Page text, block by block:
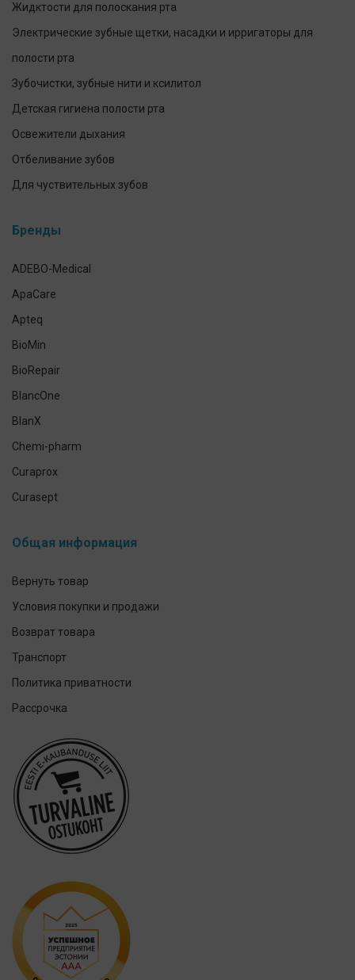
Жидктости для полоскания рта
Электрические зубные щетки, насадки и ирригаторы для
полости рта
Зубочистки, зубные нити и ксилитол
Детская гигиена полости рта
Освежители дыхания
Отбеливание зубов
Для чуствительных зубов
Уход за зубными протезами
Бренды
ADEBO-Medical
ApaCare
Apteq
BioMin
BioRepair
BlancOne
BlanX
Chemi-pharm
Curaprox
Curasept
Elmex
Miradent
Mizuha
OraCoat
Oral-B
OraCoat
Others
Oxyfresh
Philips
Общая информация
Вернуть товар
Условия покупки и продажи
Возврат товара
Транспорт
Политика приватности
Рассрочка